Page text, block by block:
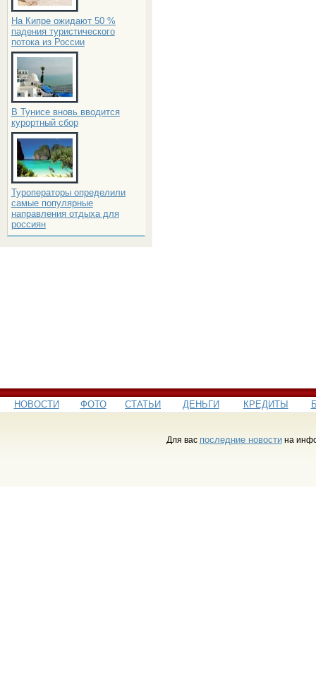
На Кипре ожидают 50 %
падения туристического
потока из России
В Тунисе вновь вводится
курортный сбор
Туроператоры определили
самые популярные
направления отдыха для
россиян
НОВОСТИ ФОТО СТАТЬИ ДЕНЬГИ КРЕДИТЫ
Для вас последние новостина